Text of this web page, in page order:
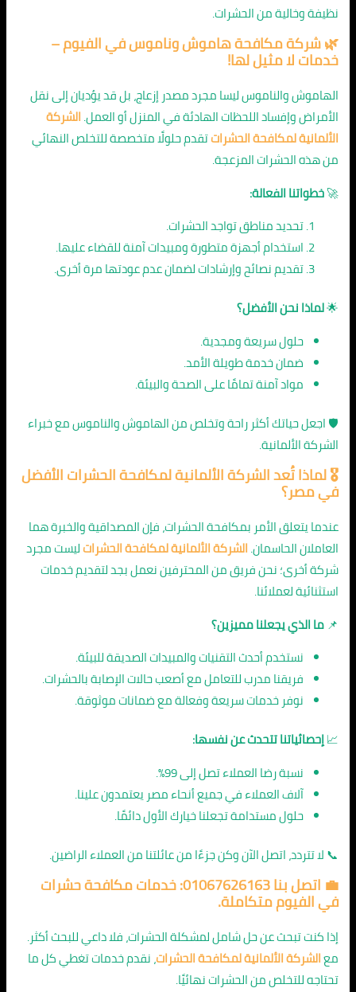
نظيفة وخالية من الحشرات.
🌿شركة مكافحة هاموش وناموس في الفيوم–
خدمات لا مثيل لها!
الهاموش والناموس ليسا مجرد مصدر إزعاج، بل قد يؤديان إلى نقل
الأمراض وإفساد اللحظات الهادئة في المنزل أو العمل.الشركة
الألمانية لمكافحة الحشراتتقدم حلولًا متخصصة للتخلص النهائي
من هذه الحشرات المزعجة.
🚀خطواتنا الفعالة:
تحديد مناطق تواجد الحشرات.
استخدام أجهزة متطورة ومبيدات آمنة للقضاء عليها.
تقديم نصائح وإرشادات لضمان عدم عودتها مرة أخرى.
🌟لماذا نحن الأفضل؟
حلول سريعة ومجدية.
ضمان خدمة طويلة الأمد.
مواد آمنة تمامًا على الصحة والبيئة.
🛡️ اجعل حياتك أكثر راحة وتخلص من الهاموش والناموس مع خبراء
الشركة الألمانية.
🎖️ لماذا تُعد الشركة الألمانية لمكافحة الحشرات الأفضل
في مصر؟
عندما يتعلق الأمر بمكافحة الحشرات، فإن المصداقية والخبرة هما
العاملان الحاسمان.الشركة الألمانية لمكافحة الحشراتليست مجرد
شركة أخرى؛ نحن فريق من المحترفين نعمل بجد لتقديم خدمات
استثنائية لعملائنا.
📌ما الذي يجعلنا مميزين؟
نستخدم أحدث التقنيات والمبيدات الصديقة للبيئة.
فريقنا مدرب للتعامل مع أصعب حالات الإصابة بالحشرات.
نوفر خدمات سريعة وفعالة مع ضمانات موثوقة.
📈إحصائياتنا تتحدث عن نفسها:
نسبة رضا العملاء تصل إلى 99%.
آلاف العملاء في جميع أنحاء مصر يعتمدون علينا.
حلول مستدامة تجعلنا خيارك الأول دائمًا.
📞 لا تتردد، اتصل الآن وكن جزءًا من عائلتنا من العملاء الراضين.
💼 اتصل بنا 01067626163: خدمات مكافحة حشرات
في الفيوم متكاملة.
إذا كنت تبحث عن حل شامل لمشكلة الحشرات، فلا داعي للبحث أكثر.
معالشركة الألمانية لمكافحة الحشرات، نقدم خدمات تغطي كل ما
تحتاجه للتخلص من الحشرات نهائيًا.